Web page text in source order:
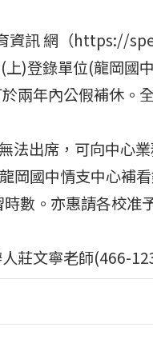
資訊 網（https://
)登錄單位(龍岡國
兩年內公假補休。
法出席，可向中心業
岡國中情支中心補
數。亦惠請各校准
莊文寧老師(466-